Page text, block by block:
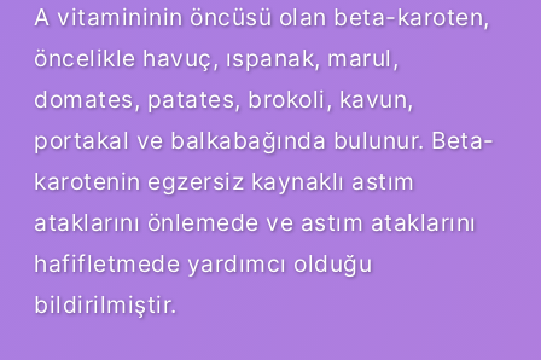
A vitamininin öncüsü olan beta-karoten,
öncelikle havuç, ıspanak, marul,
domates, patates, brokoli, kavun,
portakal ve balkabağında bulunur. Beta-
karotenin egzersiz kaynaklı astım
ataklarını önlemede ve astım ataklarını
hafifletmede yardımcı olduğu
bildirilmiştir.